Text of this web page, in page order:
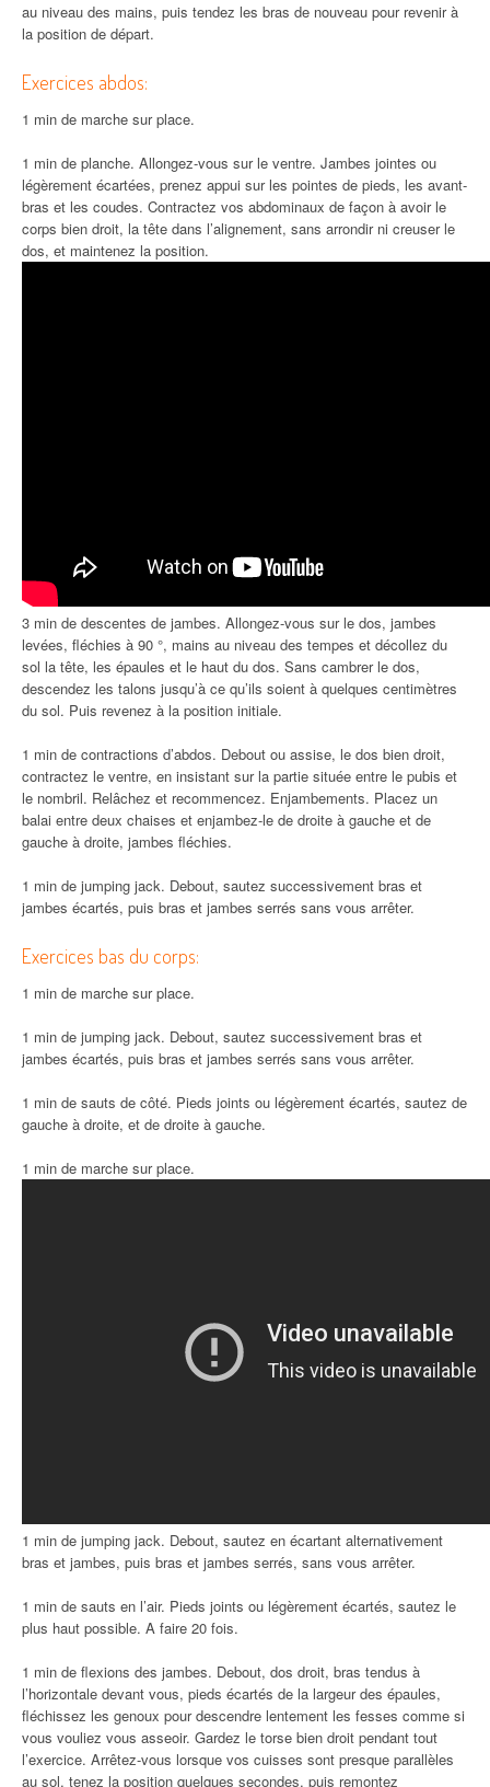
au niveau des mains, puis tendez les bras de nouveau pour revenir à
la position de départ.
Exercices abdos:
1 min de marche sur place.
1 min de planche. Allongez-vous sur le ventre. Jambes jointes ou
légèrement écartées, prenez appui sur les pointes de pieds, les avant-
bras et les coudes. Contractez vos abdominaux de façon à avoir le
corps bien droit, la tête dans l’alignement, sans arrondir ni creuser le
dos, et maintenez la position.
3 min de descentes de jambes. Allongez-vous sur le dos, jambes
levées, fléchies à 90 °, mains au niveau des tempes et décollez du
sol la tête, les épaules et le haut du dos. Sans cambrer le dos,
descendez les talons jusqu’à ce qu’ils soient à quelques centimètres
du sol. Puis revenez à la position initiale.
1 min de contractions d’abdos. Debout ou assise, le dos bien droit,
contractez le ventre, en insistant sur la partie située entre le pubis et
le nombril. Relâchez et recommencez. Enjambements. Placez un
balai entre deux chaises et enjambez-le de droite à gauche et de
gauche à droite, jambes fléchies.
1 min de jumping jack. Debout, sautez successivement bras et
jambes écartés, puis bras et jambes serrés sans vous arrêter.
Exercices bas du corps:
1 min de marche sur place.
1 min de jumping jack. Debout, sautez successivement bras et
jambes écartés, puis bras et jambes serrés sans vous arrêter.
1 min de sauts de côté. Pieds joints ou légèrement écartés, sautez de
gauche à droite, et de droite à gauche.
1 min de marche sur place.
1 min de jumping jack. Debout, sautez en écartant alternativement
bras et jambes, puis bras et jambes serrés, sans vous arrêter.
1 min de sauts en l’air. Pieds joints ou légèrement écartés, sautez le
plus haut possible. A faire 20 fois.
1 min de flexions des jambes. Debout, dos droit, bras tendus à
l’horizontale devant vous, pieds écartés de la largeur des épaules,
fléchissez les genoux pour descendre lentement les fesses comme si
vous vouliez vous asseoir. Gardez le torse bien droit pendant tout
l’exercice. Arrêtez-vous lorsque vos cuisses sont presque parallèles
au sol, tenez la position quelques secondes, puis remontez